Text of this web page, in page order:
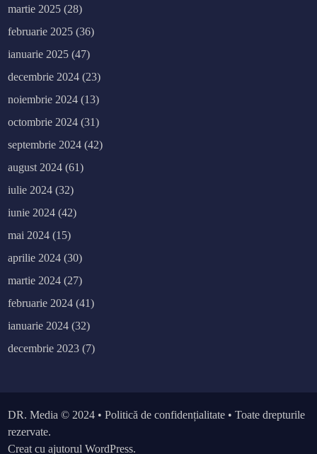
martie 2025 (28)
februarie 2025 (36)
ianuarie 2025 (47)
decembrie 2024 (23)
noiembrie 2024 (13)
octombrie 2024 (31)
septembrie 2024 (42)
august 2024 (61)
iulie 2024 (32)
iunie 2024 (42)
mai 2024 (15)
aprilie 2024 (30)
martie 2024 (27)
februarie 2024 (41)
ianuarie 2024 (32)
decembrie 2023 (7)
DR. Media © 2024 •Politică de confidențialitate • Toate drepturile
rezervate.
Creat cu ajutorul WordPress.